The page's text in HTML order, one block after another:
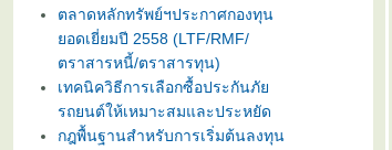
ตลาดหลักทรัพย์ฯประกาศกองทุน
อดเยี่ยมปี 2558 (LTF/RMF/
ตราสารหนี้/ตราสารทุน)
เทคนิควิธีการเลือกซื้อประกันภั
รถยนต์ให้เหมาะสมและประหยัด
กฎพื้นฐานสำหรับการเริ่มต้นลงทุน